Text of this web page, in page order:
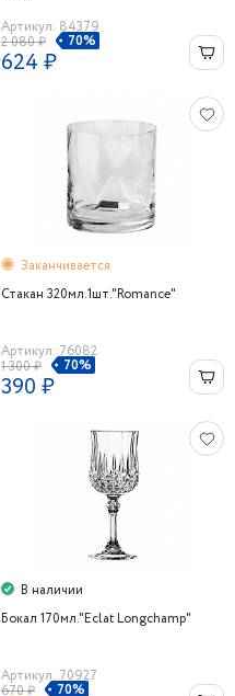
Артикул: 84379
2 080 ₽
70%
624 ₽
Заканчивается
Стакан 320мл.1шт."Romance"
Артикул: 76082
1 300 ₽
70%
390 ₽
В наличии
Бокал 170мл."Eclat Longchamp"
Артикул: 70927
670 ₽
70%